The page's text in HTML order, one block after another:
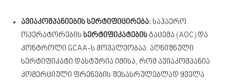
ავიაკომპანიების სერტიფიცირება: საჰაერო
ოპერატორების სერტიფიკატების გაცემა (AOC) და
კონტროლი GCAA-ს მოვალეობაა. აღნიშნული
სერტიფიკატი დასტურია იმისა, რომ ავიაკომპანია
კომერციული ფრენების შესასრულებლად ყველა